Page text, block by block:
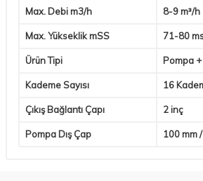
Max. Debi m3/h 8-9 m³/h
Max. Yükseklik mSS 71-80
Ürün Tipi Pompa
Kademe Sayısı 16
Çıkış Bağlantı Çapı 2 inç
Pompa Dış Çap 100 mm